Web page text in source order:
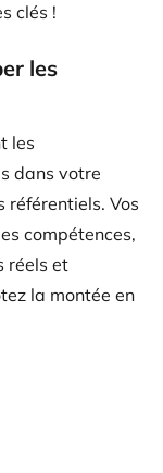
clés !
les
les
dans votre
référentiels. Vos
compétences,
réels et
la montée en